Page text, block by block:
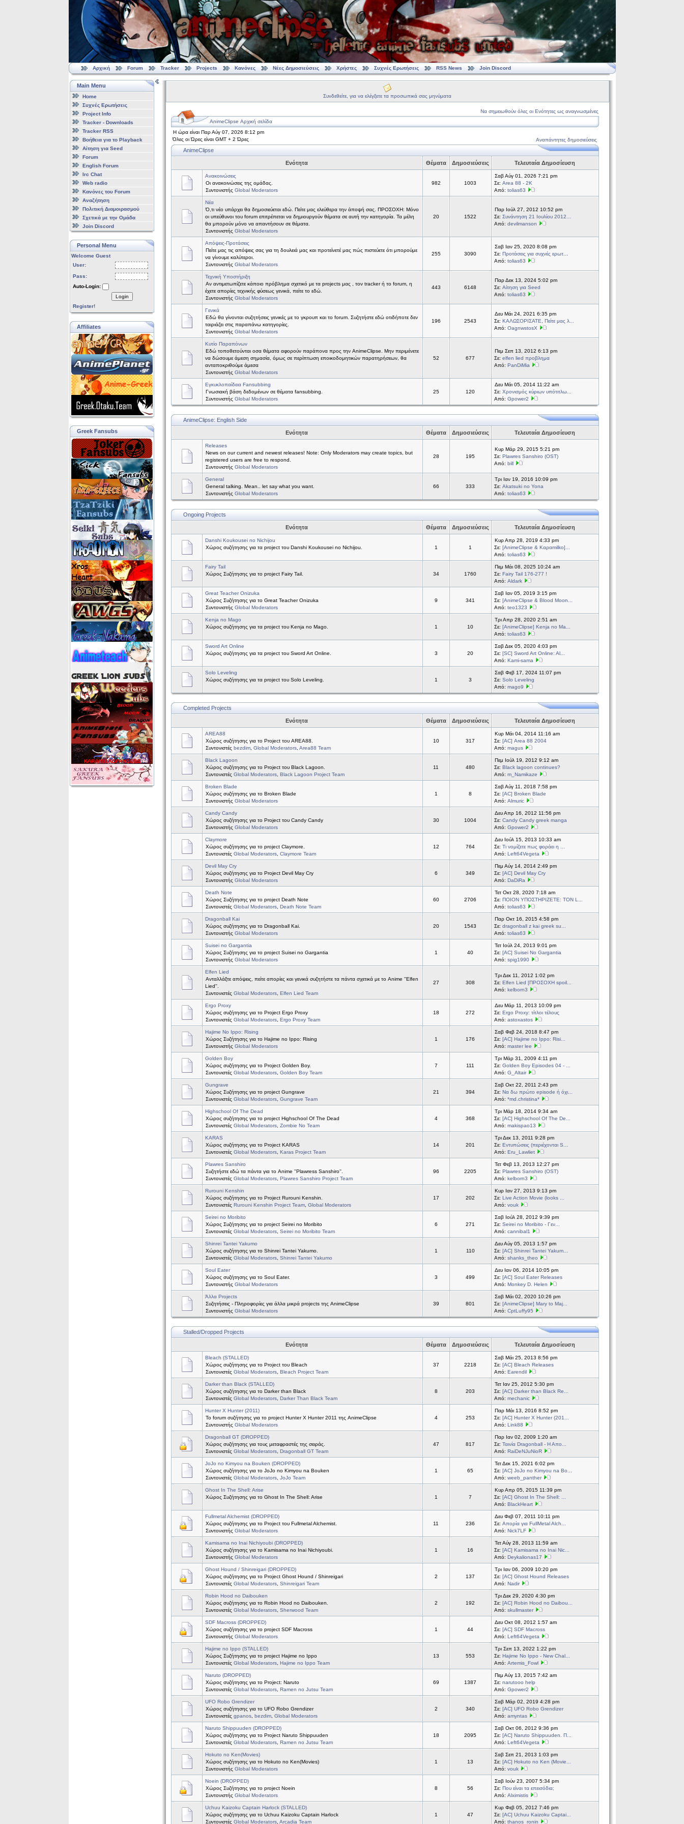
Αρχική Forum Tracker Projects Κανόνες Νέες Δημοσιεύσεις Χρήστες Συχνές Ερωτήσεις RSS News Join Discord
Main Menu
Home
Συχνές Ερωτήσεις
Project Info
Tracker - Downloads
Tracker RSS
Βοήθεια για το Playback
Αίτηση για Seed
Forum
English Forum
Irc Chat
Web radio
Κανόνες του Forum
Αναζήτηση
Πολιτική Διαμοιρασμού
Σχετικά με την Ομάδα
Join Discord
Personal Menu
Welcome Guest
User:
Pass:
Auto-Login:
Login
Register!
Affiliates
Greek Fansubs
Συνδεθείτε, για να ελέγξετε τα προσωπικά σας μηνύματα
Να σημειωθούν όλες οι Ενότητες ως αναγνωσμένες
AnimeClipse Αρχική σελίδα
Η ώρα είναι Παρ Αύγ 07, 2026 8:12 pm
Όλες οι Ώρες είναι GMT + 2 Ώρες
Αναπάντητες δημοσιεύσεις
AnimeClipse
Ενότητα Θέματα Δημοσιεύσεις Τελευταία Δημοσίευση
Ανακοινώσεις
Οι ανακοινώσεις της ομάδας.
Συντονιστής Global Moderators
982 1003
Σαβ Αύγ 01, 2026 7:21 pm
Σε: Area 88 - 2K
Από: tolias63
Νέα
Ό,τι νέο υπάρχει θα δημοσιεύεται εδώ. Πείτε μας ελεύθερα την άποψή σας. ΠΡΟΣΟΧΗ: Μόνο
οι υπεύθυνοι του forum επιτρέπεται να δημιουργούν θέματα σε αυτή την κατηγορία. Τα μέλη
θα μπορούν μόνο να απαντήσουν σε θέματα.
Συντονιστής Global Moderators
20 1522
Παρ Ιούλ 27, 2012 10:52 pm
Σε: Συνάντηση 21 Ιουλίου 2012...
Από: devilmanson
Απόψεις-Προτάσεις
Πείτε μας τις απόψεις σας για τη δουλειά μας και προτείνετέ μας πώς πιστεύετε ότι μπορούμε
να γίνουμε καλύτεροι.
Συντονιστής Global Moderators
255 3090
Σαβ Ιαν 25, 2020 8:08 pm
Σε: Προτάσεις για συχνές ερωτ...
Από: tolias63
Τεχνική Υποστήριξη
Αν αντιμετωπίζετε κάποιο πρόβλημα σχετικό με τα projects μας , τον tracker ή το forum, η
έχετε απορίες τεχνικής φύσεως γενικά, πείτε το εδώ.
Συντονιστής Global Moderators
443 6148
Παρ Δεκ 13, 2024 5:02 pm
Σε: Αίτηση για Seed
Από: tolias63
Γενικά
Εδώ θα γίνονται συζητήσεις γενικές με το γκρουπ και το forum. Συζητήστε εδώ οτιδήποτε δεν
ταιριάζει στις παραπάνω κατηγορίες.
Συντονιστής Global Moderators
196 2543
Δευ Μάι 24, 2021 6:35 pm
Σε: ΚΑΛΩΣΟΡΙΣΑΤΕ, Πείτε μας λ...
Από: OagnwstosX
Κυτίο Παραπόνων
Εδώ τοποθετούνται οσα θέματα αφορούν παράπονα προς την AnimeClipse. Μην περιμένετε
να δώσουμε άμεση σημασία, όμως σε περίπτωση εποικοδομητικών παρατηρήσεων, θα
ανταποκριθούμε άμεσα
Συντονιστής Global Moderators
52 677
Πεμ Σεπ 13, 2012 6:13 pm
Σε: elfen lied προβλημα
Από: PanDiMia
Εγκυκλοπαίδεια Fansubbing
Γνωσιακή βάση δεδομένων σε θέματα fansubbing.
Συντονιστής Global Moderators
25 120
Δευ Μάι 05, 2014 11:22 am
Σε: Χρονισμός κύριων υπότιτλω...
Από: Gpower2
AnimeClipse: English Side
Ενότητα Θέματα Δημοσιεύσεις Τελευταία Δημοσίευση
Releases
News on our current and newest releases! Note: Only Moderators may create topics, but
registered users are free to respond.
Συντονιστής Global Moderators
28 195
Κυρ Μάρ 29, 2015 5:21 pm
Σε: Plawres Sanshiro (OST)
Από: bill
General
General talking. Mean.. let say what you want.
Συντονιστής Global Moderators
66 333
Τρι Ιαν 19, 2016 10:09 pm
Σε: Akatsuki no Yona
Από: tolias63
Ongoing Projects
Ενότητα Θέματα Δημοσιεύσεις Τελευταία Δημοσίευση
Danshi Koukousei no Nichijou
Χώρος συζήτησης για τα project του Danshi Koukousei no Nichijou.
1 1
Κυρ Απρ 28, 2019 4:33 pm
Σε: [AnimeClipse & Καραmilko]...
Από: tolias63
Fairy Tail
Χώρος Συζήτησης για το project Fairy Tail.
34 1760
Πεμ Μάι 08, 2025 10:24 am
Σε: Fairy Tail 176-277 !
Από: Aldark
Great Teacher Onizuka
Χώρος Συζήτησης για το Great Teacher Onizuka
Συντονιστής Global Moderators
9 341
Σαβ Ιαν 05, 2019 3:15 pm
Σε: [AnimeClipse & Blood Moon...
Από: teo1323
Kenja no Mago
Χώρος συζήτησης για τα project του Kenja no Mago.
1 10
Τρι Απρ 28, 2020 2:51 am
Σε: [AnimeClipse] Kenja no Ma...
Από: tolias63
Sword Art Online
Χώρος συζήτησης για τα project του Sword Art Online.
3 20
Σαβ Δεκ 05, 2020 4:03 pm
Σε: [SC] Sword Art Online: Al...
Από: Kami-sama
Solo Leveling
Χώρος συζήτησης για τα project του Solo Leveling.
1 3
Σαβ Φεβ 17, 2024 11:07 pm
Σε: Solo Leveling
Από: mago9
Completed Projects
Ενότητα Θέματα Δημοσιεύσεις Τελευταία Δημοσίευση
AREA88
Χώρος συζήτησης για το Project του AREA88.
Συντονιστές bezdim, Global Moderators, Area88 Team
10 317
Κυρ Μάι 04, 2014 11:16 am
Σε: [AC] Area 88 2004
Από: magus
Black Lagoon
Χώρος συζήτησης για το Project του Black Lagoon.
Συντονιστές Global Moderators, Black Lagoon Project Team
11 480
Πεμ Ιούλ 19, 2012 9:12 am
Σε: Black lagoon continues?
Από: m_Namikaze
Broken Blade
Χώρος συζήτησης για το Broken Blade
Συντονιστής Global Moderators
1 8
Σαβ Αύγ 11, 2018 7:58 pm
Σε: [AC] Broken Blade
Από: Almuric
Candy Candy
Χώρος συζήτησης για το Project του Candy Candy
Συντονιστής Global Moderators
30 1004
Δευ Απρ 16, 2012 11:56 pm
Σε: Candy Candy greek manga
Από: Gpower2
Claymore
Χώρος συζήτησης για το project Claymore.
Συντονιστές Global Moderators, Claymore Team
12 764
Δευ Ιούλ 15, 2013 10:33 am
Σε: Τι νομίζετε πως φοράει η ...
Από: Left64Vegeta
Devil May Cry
Χώρος συζήτησης για το Project Devil May Cry
Συντονιστής Global Moderators
6 349
Πεμ Αύγ 14, 2014 2:49 pm
Σε: [AC] Devil May Cry
Από: DaDiRa
Death Note
Χώρος Συζήτησης για το project Death Note
Συντονιστές Global Moderators, Death Note Team
60 2706
Τετ Οκτ 28, 2020 7:18 am
Σε: ΠΟΙΟΝ ΥΠΟΣΤΗΡΙΖΕΤΕ: ΤΟΝ L...
Από: tolias63
Dragonball Kai
Χώρος συζήτησης για το Dragonball Kai.
Συντονιστής Global Moderators
20 1543
Παρ Οκτ 16, 2015 4:58 pm
Σε: dragonball z kai greek su...
Από: tolias63
Suisei no Gargantia
Χώρος Συζήτησης για το project Suisei no Gargantia
Συντονιστής Global Moderators
1 40
Τετ Ιούλ 24, 2013 9:01 pm
Σε: [AC] Suisei No Gargantia
Από: spig1990
Elfen Lied
Ανταλλάξτε απόψεις, πείτε απορίες και γενικά συζητήστε τα πάντα σχετικά με το Anime ''Elfen
Lied''.
Συντονιστές Global Moderators, Elfen Lied Team
27 308
Τρι Δεκ 11, 2012 1:02 pm
Σε: Elfen Lied [ΠΡΟΣΟΧΗ spoil...
Από: kelborn3
Ergo Proxy
Χώρος συζήτησης για το Project Ergo Proxy
Συντονιστές Global Moderators, Ergo Proxy Team
18 272
Δευ Μάρ 11, 2013 10:09 pm
Σε: Ergo Proxy: τίτλοι τέλους
Από: astoxastos
Hajime No Ippo: Rising
Χώρος Συζήτησης για το Hajime no Ippo: Rising
Συντονιστής Global Moderators
1 176
Σαβ Φεβ 24, 2018 8:47 pm
Σε: [AC] Hajime no Ippo: Risi...
Από: master lee
Golden Boy
Χώρος συζήτησης για το Project Golden Boy.
Συντονιστές Global Moderators, Golden Boy Team
7 111
Τρι Μάρ 31, 2009 4:11 pm
Σε: Golden Boy Episodes 04 - ...
Από: G_Altair
Gungrave
Χώρος Συζήτησης για το project Gungrave
Συντονιστές Global Moderators, Gungrave Team
21 394
Σαβ Οκτ 22, 2011 2:43 pm
Σε: Να δω πρώτο episode ή όχι...
Από: *md.christina*
Highschool Of The Dead
Χώρος συζήτησης για το project Highschool Of The Dead
Συντονιστές Global Moderators, Zombie No Team
4 368
Τρι Μάρ 18, 2014 9:34 am
Σε: [AC] Highschool Of The De...
Από: makispao13
KARAS
Χώρος συζήτησης για το Project KARAS
Συντονιστές Global Moderators, Karas Project Team
14 201
Τρι Δεκ 13, 2011 9:28 pm
Σε: Εντυπώσεις (περιέχονται S...
Από: Eru_Lawliet
Plawres Sanshiro
Συζητήστε εδώ τα πάντα για το Anime ''Plawress Sanshiro''.
Συντονιστές Global Moderators, Plawres Sanshiro Project Team
96 2205
Τετ Φεβ 13, 2013 12:27 pm
Σε: Plawres Sanshiro (OST)
Από: kelborn3
Rurouni Kenshin
Χώρος συζήτησης για το Project Rurouni Kenshin.
Συντονιστές Rurouni Kenshin Project Team, Global Moderators
17 202
Κυρ Ιαν 27, 2013 9:13 pm
Σε: Live Action Movie (looks ...
Από: vouk
Seirei no Moribito
Χώρος Συζήτησης για το project Seirei no Moribito
Συντονιστές Global Moderators, Seirei no Moribito Team
6 271
Σαβ Ιούλ 28, 2012 9:39 pm
Σε: Seirei no Moribito - Γεν...
Από: cannibal1
Shinrei Tantei Yakumo
Χώρος συζήτησης για το Shinrei Tantei Yakumo.
Συντονιστές Global Moderators, Shinrei Tantei Yakumo
1 110
Δευ Αύγ 05, 2013 1:57 pm
Σε: [AC] Shinrei Tantei Yakum...
Από: shanks_theo
Soul Eater
Χώρος συζήτησης για το Soul Eater.
Συντονιστής Global Moderators
3 499
Δευ Ιαν 06, 2014 10:05 pm
Σε: [AC] Soul Eater Releases
Από: Monkey D. Helen
Άλλα Projects
Συζητήσεις - Πληροφορίες για άλλα μικρά projects της AnimeClipse
Συντονιστής Global Moderators
39 801
Σαβ Μάι 02, 2020 10:26 pm
Σε: [AnimeClipse] Mary to Maj...
Από: CptLuffy95
Stalled/Dropped Projects
Ενότητα Θέματα Δημοσιεύσεις Τελευταία Δημοσίευση
Bleach (STALLED)
Χώρος συζήτησης για το Project του Bleach
Συντονιστές Global Moderators, Bleach Project Team
37 2218
Σαβ Μάι 25, 2013 8:56 pm
Σε: [AC] Bleach Releases
Από: Earendil
Darker than Black (STALLED)
Χώρος συζήτησης για το Darker than Black
Συντονιστές Global Moderators, Darker Than Black Team
8 203
Τετ Ιαν 25, 2012 5:30 pm
Σε: [ΑC] Darker than Black Re...
Από: mechanic
Hunter X Hunter (2011)
Το forum συζήτησης για το project Hunter X Hunter 2011 της AnimeClipse
Συντονιστής Global Moderators
4 253
Παρ Μάι 13, 2016 8:52 pm
Σε: [AC] Hunter X Hunter (201...
Από: Link88
Dragonball GT (DROPPED)
Χώρος συζήτησης για τους μεταφραστές της σειράς.
Συντονιστές Global Moderators, Dragonball GT Team
47 817
Παρ Ιαν 02, 2009 1:20 am
Σε: Ταινία Dragonball - Η Απο...
Από: RaiDeNJuNioR
JoJo no Kimyou na Bouken (DROPPED)
Χώρος συζήτησης για το JoJo no Kimyou na Bouken
Συντονιστές Global Moderators, JoJo Team
1 65
Τετ Δεκ 15, 2021 6:02 pm
Σε: [AC] JoJo no Kimyou na Bo...
Από: weeb_panther
Ghost In The Shell: Arise
Χώρος Συζήτησης για το Ghost In The Shell: Arise
1 7
Κυρ Απρ 05, 2015 11:39 pm
Σε: [AC] Ghost In The Shell: ...
Από: BlackHeart
Fullmetal Alchemist (DROPPED)
Χώρος συζήτησης για το Project του Fullmetal Alchemist.
Συντονιστής Global Moderators
11 236
Δευ Φεβ 07, 2011 10:11 pm
Σε: Απορία για FullMetal Alch...
Από: Nick7LF
Kamisama no Inai Nichiyoubi (DROPPED)
Χώρος συζήτησης για το Kamisama no Inai Nichiyoubi.
Συντονιστής Global Moderators
1 16
Τετ Αύγ 28, 2013 11:59 am
Σε: [AC] Kamisama no Inai Nic...
Από: Deykalionas17
Ghost Hound / Shinreigari (DROPPED)
Χώρος συζήτησης για το Project Ghost Hound / Shinreigari
Συντονιστές Global Moderators, Shinreigari Team
2 137
Τρι Ιαν 06, 2009 10:20 pm
Σε: [AC] Ghost Hound Releases
Από: Nadir
Robin Hood no Daibouken
Χώρος συζήτησης για το Robin Hood no Daibouken.
Συντονιστές Global Moderators, Sherwood Team
2 192
Τρι Δεκ 29, 2020 4:30 pm
Σε: [AC] Robin Hood no Daibou...
Από: skullmaster
SDF Macross (DROPPED)
Χώρος συζήτησης για το project SDF Macross
Συντονιστής Global Moderators
1 44
Δευ Οκτ 08, 2012 1:57 am
Σε: [AC] SDF Macross
Από: Left64Vegeta
Hajime no Ippo (STALLED)
Χώρος Συζήτησης για το project Hajime no Ippo
Συντονιστές Global Moderators, Hajime no Ippo Team
13 553
Τρι Σεπ 13, 2022 1:22 pm
Σε: Hajime No Ippo - New Chal...
Από: Artemis_Fowl
Naruto (DROPPED)
Χώρος συζήτησης για το Project: Naruto
Συντονιστές Global Moderators, Ramen no Jutsu Team
69 1387
Πεμ Αύγ 13, 2015 7:42 am
Σε: narutooo help
Από: Gpower2
UFO Robo Grendizer
Χώρος συζήτησης για το UFO Robo Grendizer
Συντονιστές gpanos, bezdim, Global Moderators
2 340
Σαβ Μάρ 02, 2019 4:28 pm
Σε: [AC] UFO Robo Grendizer
Από: amyntas
Naruto Shippuuden (DROPPED)
Χώρος συζήτησης για το Project Naruto Shippuuden
Συντονιστές Global Moderators, Ramen no Jutsu Team
18 2095
Σαβ Οκτ 06, 2012 9:36 pm
Σε: [AC] Naruto Shippuuden. Π...
Από: Left64Vegeta
Hokuto no Ken(Movies)
Χώρος συζήτησης για το Hokuto no Ken(Movies)
Συντονιστής Global Moderators
1 13
Σαβ Σεπ 21, 2013 1:03 pm
Σε: [AC] Hokuto no Ken (Movie...
Από: vouk
Noein (DROPPED)
Χώρος Συζήτησης για το project Noein
Συντονιστής Global Moderators
8 56
Σαβ Ιούν 23, 2007 5:34 pm
Σε: Που είναι τα επεισόδια;
Από: Alximistis
Uchuu Kaizoku Captain Harlock (STALLED)
Χώρος συζήτησης για το Uchuu Kaizoku Captain Harlock
Συντονιστές Global Moderators, Arcadia Team
1 47
Κυρ Φεβ 05, 2012 7:46 pm
Σε: [AC] Uchuu Kaizoku Captai...
Από: thanos_ronin